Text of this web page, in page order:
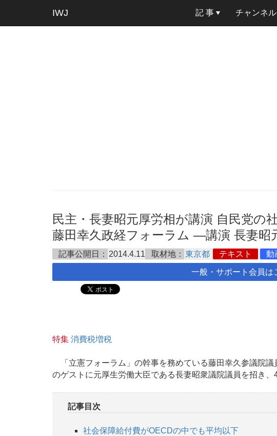
IWJ 記 事 チャンネル
民主・長妻昭元厚労相が講演 自民党の
藤田幸久政経フォーラム ―講演 長妻昭
記事公開日： 2014.4.11 取材地： 東京都 テキスト 動
一般・サポート会員は
特集 消費税増税
「立憲フォーラム」の幹事を務めている藤田幸久参議院議
のゲストに元厚生労働大臣である長妻昭衆議院議員を招き、
記事目次
社会保障給付費がOECDの中でも平均以下